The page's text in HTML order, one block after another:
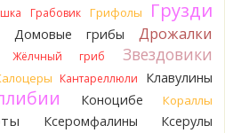
фото не один и тот же гриб. Они
разные экземпляры. Но
это с вашим участием.
по разным вопросам!
Грабовик Грифолы Грузди
Домовые грибы Дрожалки
Жёлчный гриб Звездовики
Кантареллюли
Клавулины
Коноцибе Кораллы
Ксеромфалины Ксерулы